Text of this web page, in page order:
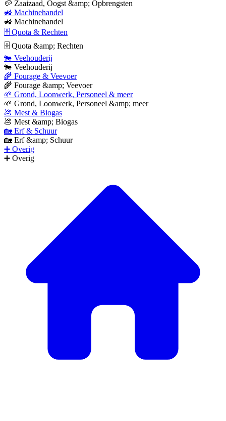
🥔 Zaaizaad, Oogst &amp; Opbrengsten
🚜 Machinehandel
🚜 Machinehandel
🗄 Quota & Rechten
🗄 Quota &amp; Rechten
🐄 Veehouderij
🐄 Veehouderij
🌾 Fourage & Veevoer
🌾 Fourage &amp; Veevoer
🌱 Grond, Loonwerk, Personeel & meer
🌱 Grond, Loonwerk, Personeel &amp; meer
💩 Mest & Biogas
💩 Mest &amp; Biogas
🏡 Erf & Schuur
🏡 Erf &amp; Schuur
➕ Overig
➕ Overig